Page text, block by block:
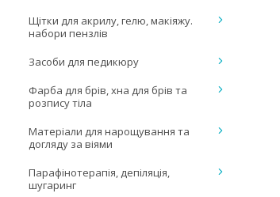
Щітки для акрилу, гелю, макіяжу.
набори пензлів
Засоби для педикюру
Фарба для брів, хна для брів та
розпису тіла
Матеріали для нарощування та
догляду за віями
Парафінотерапія, депіляція,
шугаринг